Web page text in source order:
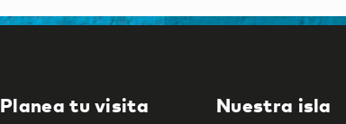
Planea tu visita Nuestra isla